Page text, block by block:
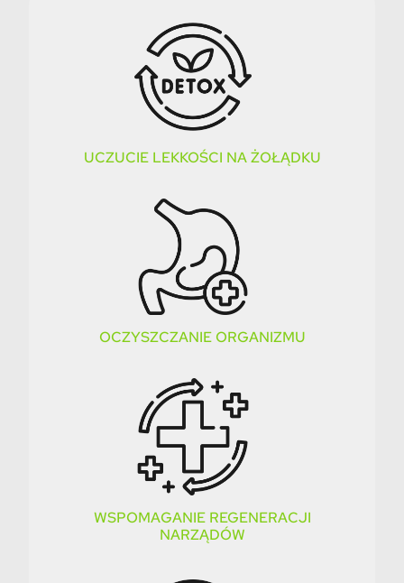
UCZUCIE LEKKOŚCI NA ŻOŁĄDKU
OCZYSZCZANIE ORGANIZMU​
WSPOMAGANIE REGENERACJI
NARZĄDÓW